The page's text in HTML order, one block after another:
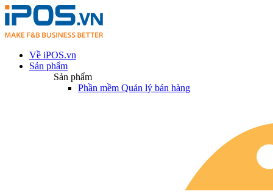
Về iPOS.vn
Sản phẩm
Sản phẩm
Phần mềm Quản lý bán hàng